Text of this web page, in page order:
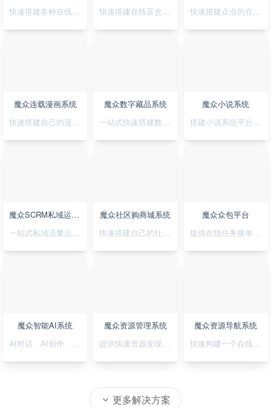
快速搭建各种在线考试系统
快速搭建在线盲盒系统
快速搭建企业的在线影视系统
魔众连载漫画系统
快速搭建自己的漫画连载系统
魔众数字藏品系统
一站式快速搭建数字藏品平台
魔众小说系统
搭建小说系统平台，正版小说渠道合作
魔众SCRM私域运营系统
一站式私域流量运营平台
魔众社区购商城系统
快速搭建自己的社区购物网站
魔众众包平台
提供在线任务接单平台系统
魔众智能AI系统
AI对话、AI创作、AI绘画
魔众资源管理系统
提供快速资源变现的在线系统
魔众资源导航系统
快速构建一个在线资源导航系统
更多解决方案